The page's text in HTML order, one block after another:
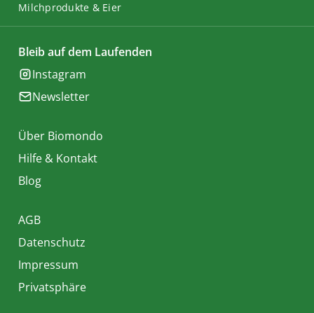
Milchprodukte & Eier
Bleib auf dem Laufenden
Instagram
Newsletter
Über Biomondo
Hilfe & Kontakt
Blog
AGB
Datenschutz
Impressum
Privatsphäre